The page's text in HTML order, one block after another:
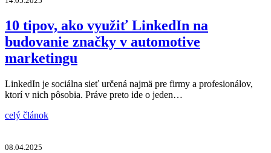
10 tipov, ako využiť LinkedIn na
budovanie značky v automotive
marketingu
LinkedIn je sociálna sieť určená najmä pre firmy a profesionálov,
ktorí v nich pôsobia. Práve preto ide o jeden…
celý článok
08.04.2025